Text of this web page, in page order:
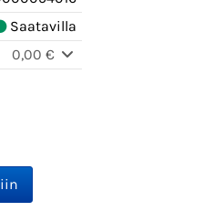
Saatavilla
0,00 €